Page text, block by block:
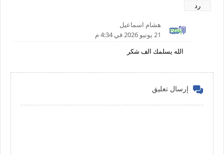
رد
هشام اسماعيل
21 يونيو 2026 في 4:34 م
الله يسلمك الف شكر
إرسال تعليق